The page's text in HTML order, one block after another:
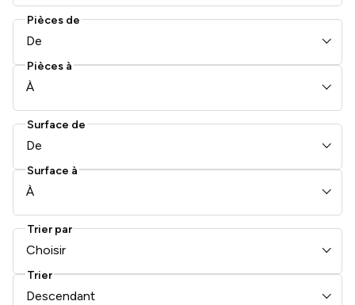
Pièces de
De
Pièces à
À
Surface de
De
Surface à
À
Trier par
Choisir
Trier
Descendant